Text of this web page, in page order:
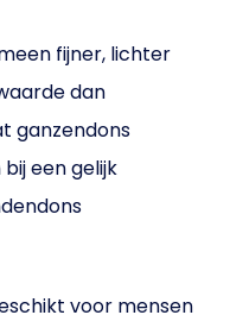
fijner, lichter
dan
ganzendons
een gelijk
voor mensen